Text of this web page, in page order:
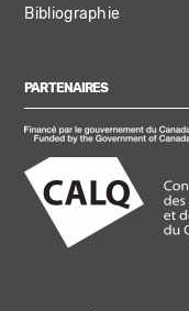
Bibliographie
PARTENAIRES